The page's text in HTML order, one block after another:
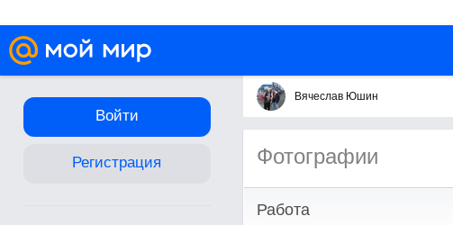
Войти
Регистрация
Вячеслав Юшин
Фотографии
Работа